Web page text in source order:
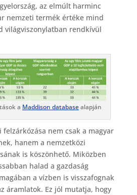
az elmúlt harminc
nemzeti termék értéke mind
világviszonylatban rendkívül
a Maddison databasealapján
felzárkózása nem csak a magyar
hanem a nemzetközi
is köszönhető. Miközben
halad a gazdaság
a vízben is visszafognak
áramlatok. Ez jól mutatja, hogy